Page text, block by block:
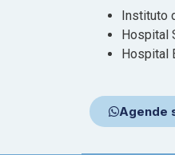
Instituto
Hospital
Hospital
Agende